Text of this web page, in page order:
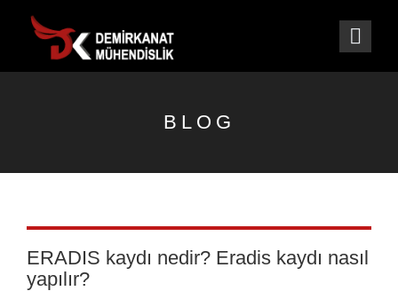
BLOG
ERADIS kaydı nedir? Eradis kaydı nasıl
yapılır?